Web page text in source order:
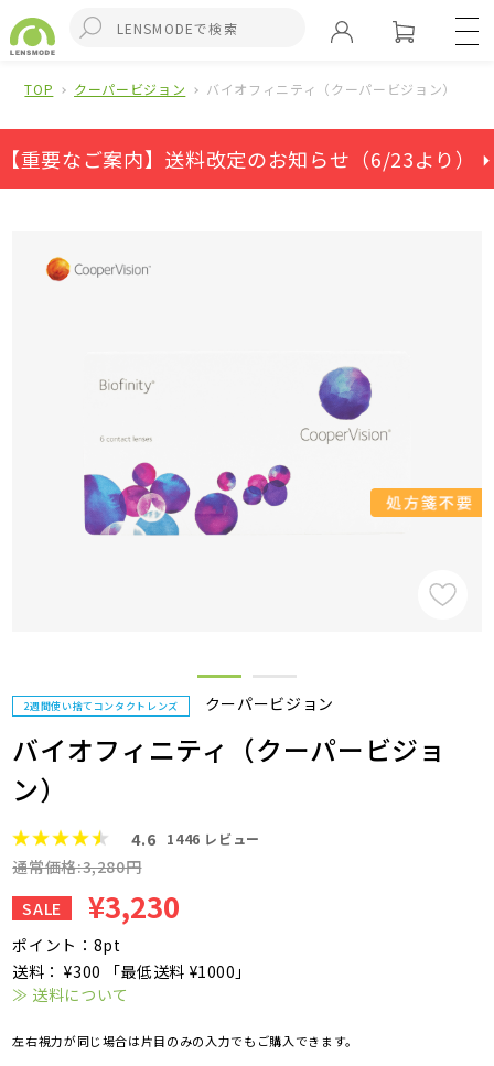
TOP クーパービジョン バイオフィニティ（クーパービジョン）
【重要なご案内】送料改定のお知らせ（6/23より） ⏵
2週間使い捨てコンタクトレンズ クーパービジョン
バイオフィニティ（クーパービジョ
ン）
4.6 1446 レビュー
通常価格:3,280円
SALE
¥3,230
ポイント：8pt
送料： ¥300 「最低送料 ¥1000」
≫ 送料について
左右視力が同じ場合は片目のみの入力でもご購入できます。